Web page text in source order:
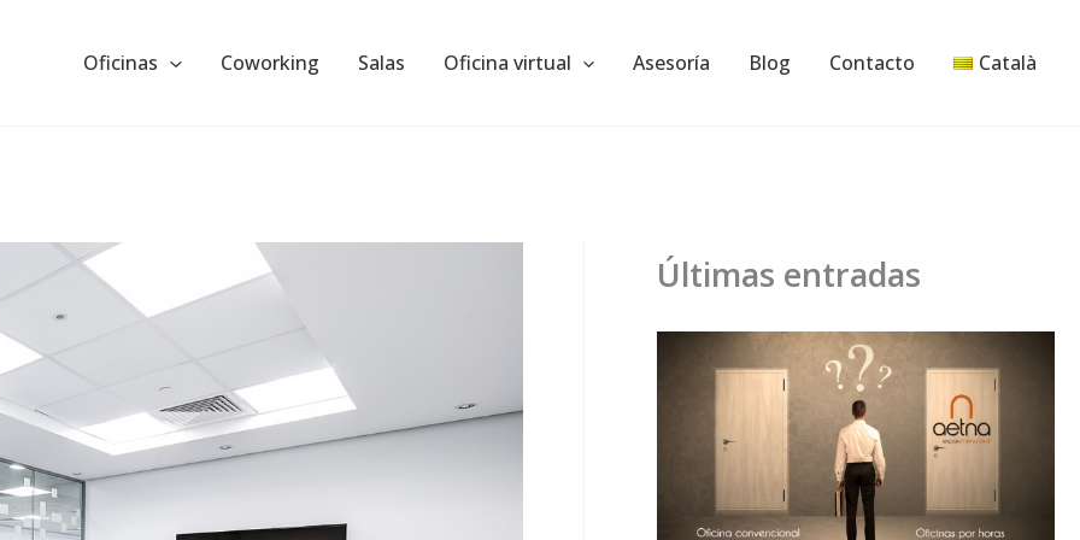
Oficinas Coworking Salas Oficina virtual Asesoría Blog Contacto Català
Últimas entradas